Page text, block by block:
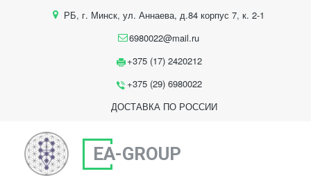
РБ, г. Минск, ул. Аннаева, д.84 корпус 7, к. 2-1
6980022@mail.ru
+375 (17) 2420212
+375 (29) 6980022
ДОСТАВКА ПО РОССИИ
EA-GROUP